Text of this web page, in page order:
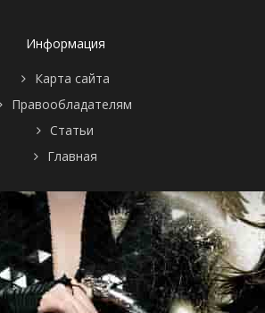
Информация
Карта сайта
Правообладателям
Статьи
Главная